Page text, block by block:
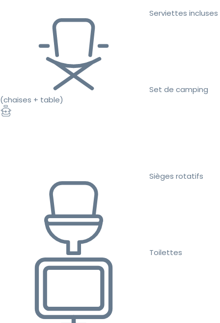
Serviettes incluses
Set de camping
(chaises + table)
Sièges rotatifs
Toilettes